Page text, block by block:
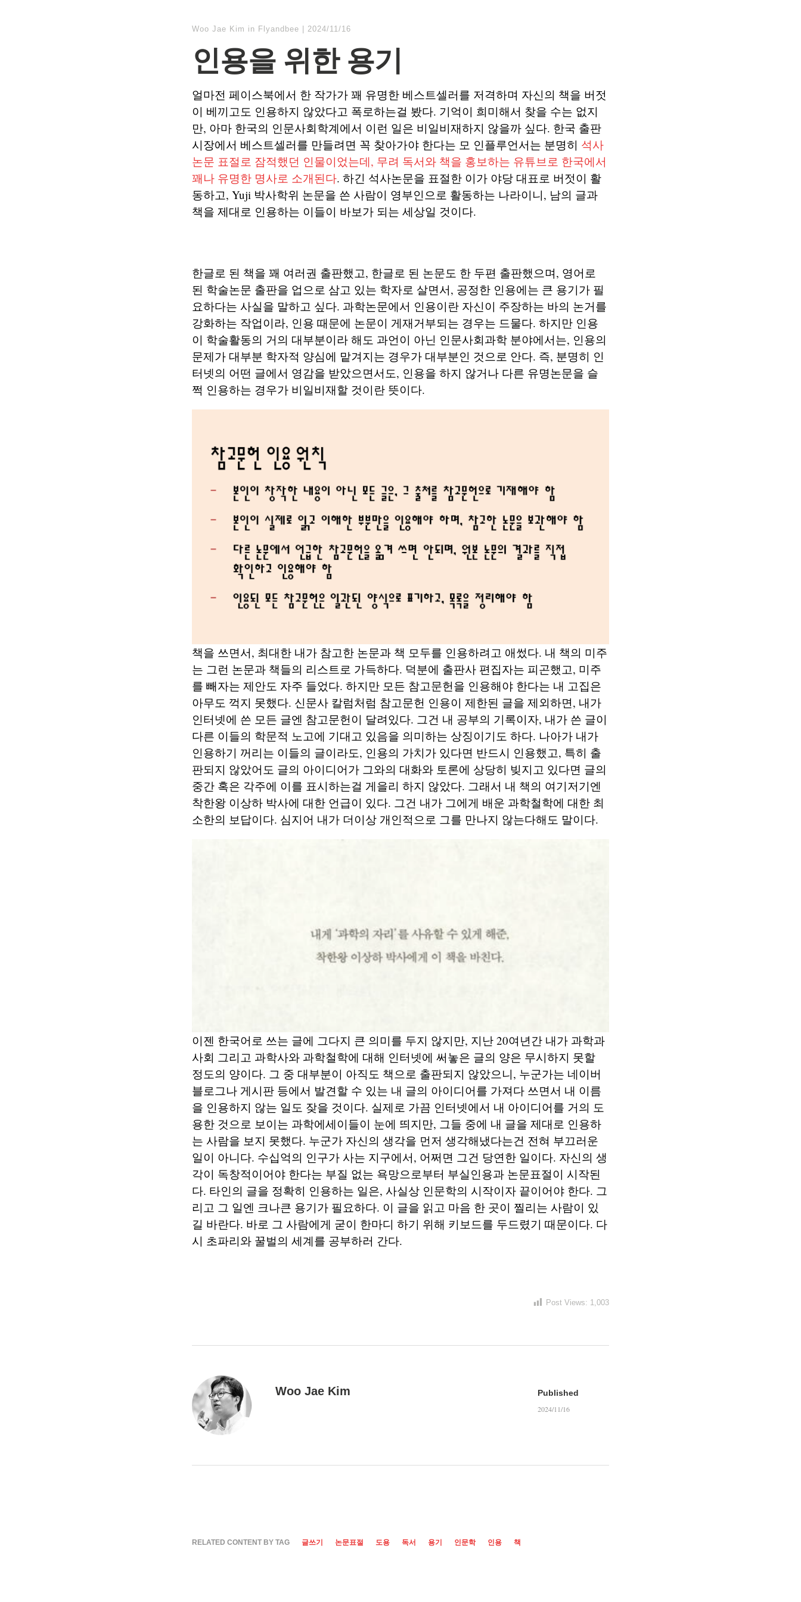
Woo Jae Kim in Flyandbee 2024/11/16
인용을 위한 용기
얼마전 페이스북에서 한 작가가 꽤 유명한 베스트셀러를 저격하며 자신의 책을 버젓
이 베끼고도 인용하지 않았다고 폭로하는걸 봤다. 기억이 희미해서 찾을 수는 없지
만, 아마 한국의 인문사회학계에서 이런 일은 비일비재하지 않을까 싶다. 한국 출판
시장에서 베스트셀러를 만들려면 꼭 찾아가야 한다는 모 인플루언서는 분명히 석사
논문 표절로 잠적했던 인물이었는데, 무려 독서와 책을 홍보하는 유튜브로 한국에서
꽤나 유명한 명사로 소개된다. 하긴 석사논문을 표절한 이가 야당 대표로 버젓이 활
동하고, Yuji 박사학위 논문을 쓴 사람이 영부인으로 활동하는 나라이니, 남의 글과
책을 제대로 인용하는 이들이 바보가 되는 세상일 것이다.
한글로 된 책을 꽤 여러권 출판했고, 한글로 된 논문도 한 두편 출판했으며, 영어로
된 학술논문 출판을 업으로 삼고 있는 학자로 살면서, 공정한 인용에는 큰 용기가 필
요하다는 사실을 말하고 싶다. 과학논문에서 인용이란 자신이 주장하는 바의 논거를
강화하는 작업이라, 인용 때문에 논문이 게재거부되는 경우는 드물다. 하지만 인용
이 학술활동의 거의 대부분이라 해도 과언이 아닌 인문사회과학 분야에서는, 인용의
문제가 대부분 학자적 양심에 맡겨지는 경우가 대부분인 것으로 안다. 즉, 분명히 인
터넷의 어떤 글에서 영감을 받았으면서도, 인용을 하지 않거나 다른 유명논문을 슬
쩍 인용하는 경우가 비일비재할 것이란 뜻이다.
책을 쓰면서, 최대한 내가 참고한 논문과 책 모두를 인용하려고 애썼다. 내 책의 미주
는 그런 논문과 책들의 리스트로 가득하다. 덕분에 출판사 편집자는 피곤했고, 미주
를 빼자는 제안도 자주 들었다. 하지만 모든 참고문헌을 인용해야 한다는 내 고집은
아무도 꺽지 못했다. 신문사 칼럼처럼 참고문헌 인용이 제한된 글을 제외하면, 내가
인터넷에 쓴 모든 글엔 참고문헌이 달려있다. 그건 내 공부의 기록이자, 내가 쓴 글이
다른 이들의 학문적 노고에 기대고 있음을 의미하는 상징이기도 하다. 나아가 내가
인용하기 꺼리는 이들의 글이라도, 인용의 가치가 있다면 반드시 인용했고, 특히 출
판되지 않았어도 글의 아이디어가 그와의 대화와 토론에 상당히 빚지고 있다면 글의
중간 혹은 각주에 이를 표시하는걸 게을리 하지 않았다. 그래서 내 책의 여기저기엔
착한왕 이상하 박사에 대한 언급이 있다. 그건 내가 그에게 배운 과학철학에 대한 최
소한의 보답이다. 심지어 내가 더이상 개인적으로 그를 만나지 않는다해도 말이다.
이젠 한국어로 쓰는 글에 그다지 큰 의미를 두지 않지만, 지난 20여년간 내가 과학과
사회 그리고 과학사와 과학철학에 대해 인터넷에 써놓은 글의 양은 무시하지 못할
정도의 양이다. 그 중 대부분이 아직도 책으로 출판되지 않았으니, 누군가는 네이버
블로그나 게시판 등에서 발견할 수 있는 내 글의 아이디어를 가져다 쓰면서 내 이름
을 인용하지 않는 일도 잦을 것이다. 실제로 가끔 인터넷에서 내 아이디어를 거의 도
용한 것으로 보이는 과학에세이들이 눈에 띄지만, 그들 중에 내 글을 제대로 인용하
는 사람을 보지 못했다. 누군가 자신의 생각을 먼저 생각해냈다는건 전혀 부끄러운
일이 아니다. 수십억의 인구가 사는 지구에서, 어쩌면 그건 당연한 일이다. 자신의 생
각이 독창적이어야 한다는 부질 없는 욕망으로부터 부실인용과 논문표절이 시작된
다. 타인의 글을 정확히 인용하는 일은, 사실상 인문학의 시작이자 끝이어야 한다. 그
리고 그 일엔 크나큰 용기가 필요하다. 이 글을 읽고 마음 한 곳이 찔리는 사람이 있
길 바란다. 바로 그 사람에게 굳이 한마디 하기 위해 키보드를 두드렸기 때문이다. 다
시 초파리와 꿀벌의 세계를 공부하러 간다.
Post Views: 1,003
Woo Jae Kim
Published
2024/11/16
RELATED CONTENT BY TAG 글쓰기 논문표절 도용 독서 용기 인문학 인용 책